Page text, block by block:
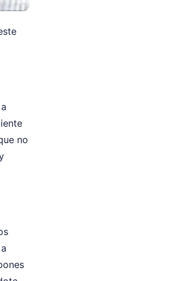
no